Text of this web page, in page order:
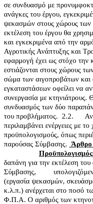
σε συνδυασμό με
ανάγκες του έργου,
ψεκασμών στους χώρους των
εκτέλεση του έργου θα
και εγκεκριμένα από την
Αγροτικής Ανάπτυξης και
εφαρμογή έχει ως στόχο
εστιάζονται στους χώρους
σώμα των αιγοπροβάτων και
εγκαταστάσεων οφείλει να
συνεργασία με κτηνιάτρους.
συνδυασμός των δύο
του προβλήματος.
2.2.
περιλαμβάνει ενέργειες με
προϋπολογισμούς, όπως
παρούσας Σύμβασης. Άρθρο
δαπάνη για την εκτέλεση του
Σύμβασης,
(εργασία ψεκασμών,
κ.λ.π.) ανέρχεται στο ποσό
Φ.Π.Α. Ο αριθμός των